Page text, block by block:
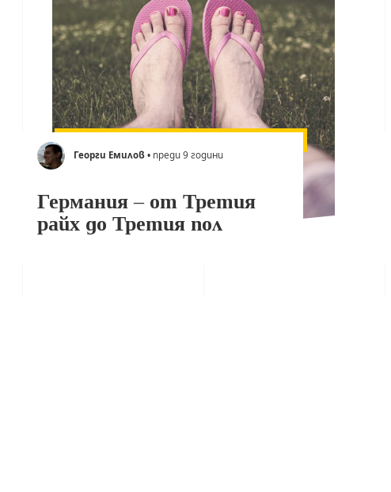
Георги Емилов • преди 9 години
Германия – от Третия
райх до Третия пол